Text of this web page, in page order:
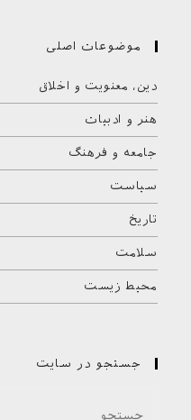
موضوعات اصلی
دین، معنویت و اخلاق
هنر و ادبیات
جامعه و فرهنگ
سیاست
تاریخ
سلامت
محیط زیست
جستجو در سایت